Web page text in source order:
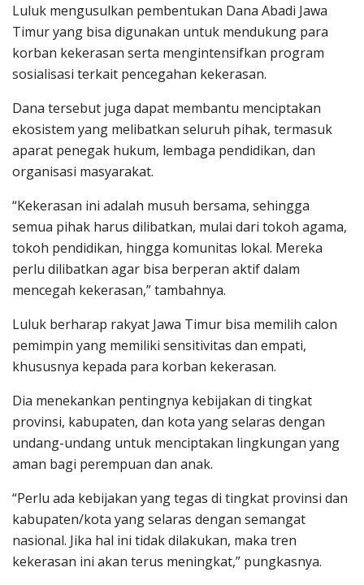
Luluk mengusulkan pembentukan Dana Abadi Jawa
Timur yang bisa digunakan untuk mendukung para
korban kekerasan serta mengintensifkan program
sosialisasi terkait pencegahan kekerasan.
Dana tersebut juga dapat membantu menciptakan
ekosistem yang melibatkan seluruh pihak, termasuk
aparat penegak hukum, lembaga pendidikan, dan
organisasi masyarakat.
“Kekerasan ini adalah musuh bersama, sehingga
semua pihak harus dilibatkan, mulai dari tokoh agama,
tokoh pendidikan, hingga komunitas lokal. Mereka
perlu dilibatkan agar bisa berperan aktif dalam
mencegah kekerasan,” tambahnya.
Luluk berharap rakyat Jawa Timur bisa memilih calon
pemimpin yang memiliki sensitivitas dan empati,
khususnya kepada para korban kekerasan.
Dia menekankan pentingnya kebijakan di tingkat
provinsi, kabupaten, dan kota yang selaras dengan
undang-undang untuk menciptakan lingkungan yang
aman bagi perempuan dan anak.
“Perlu ada kebijakan yang tegas di tingkat provinsi dan
kabupaten/kota yang selaras dengan semangat
nasional. Jika hal ini tidak dilakukan, maka tren
kekerasan ini akan terus meningkat,” pungkasnya.